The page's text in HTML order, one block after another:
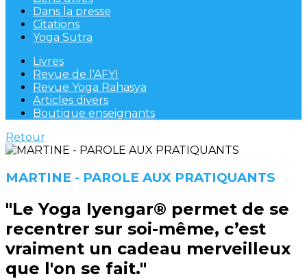
Dans la presse
Citations
Yoga Sutra
Livres
Revue de l'AFYI
Revue Yoga Rahasya
Articles divers
Boutique enseignants
Retour
MARTINE - PAROLE AUX PRATIQUANTS
"Le Yoga Iyengar® permet de se
recentrer sur soi-même, c’est
vraiment un cadeau merveilleux
que l'on se fait."